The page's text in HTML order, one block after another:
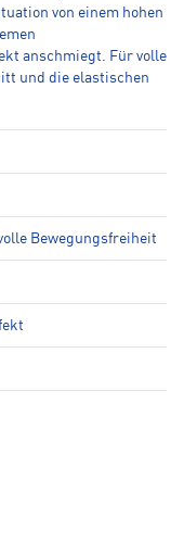
von einem hohen
anschmiegt. Für volle
und die elastischen
Bewegungsfreiheit